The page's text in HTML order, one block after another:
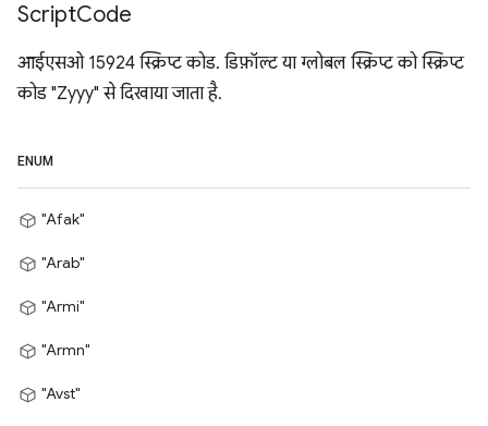
ScriptCode
आईएसओ 15924 स्क्रिप्ट कोड. डिफ़ॉल्ट या ग्लोबल स्क्रिप्ट को स्क्रिप्ट
कोड "Zyyy" से दिखाया जाता है.
ENUM
"Afak"
"Arab"
"Armi"
"Armn"
"Avst"